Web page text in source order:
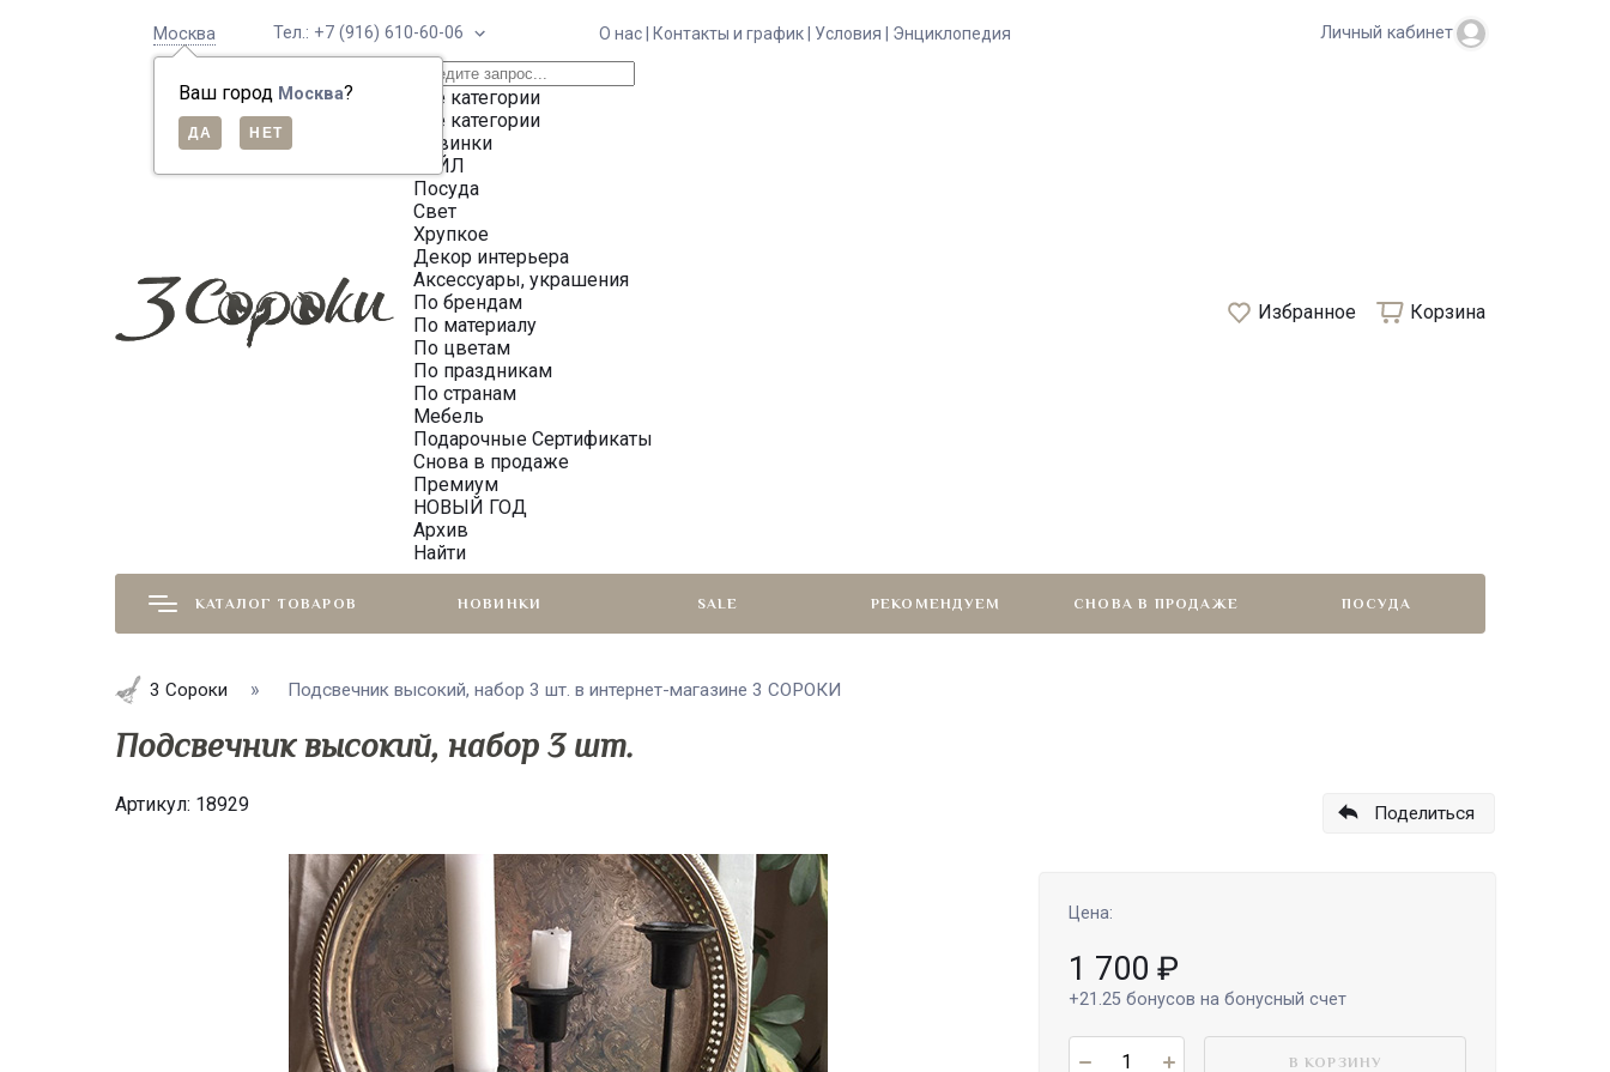
Москва
Ваш город Москва?
Тел.: +7 (916) 610-60-06 О нас | Контакты и график | Условия | Энциклопедия Личный кабинет
Все категории
Все категории
Новинки
СЕЙЛ
Посуда
Свет
Хрупкое
Декор интерьера
Аксессуары, украшения
По брендам
По материалу
По цветам
По праздникам
По странам
Мебель
Подарочные Сертификаты
Снова в продаже
Премиум
НОВЫЙ ГОД
Архив
Найти
Избранное Корзина
КАТАЛОГ ТОВАРОВ НОВИНКИ SALE РЕКОМЕНДУЕМ СНОВА В ПРОДАЖЕ ПОСУДА
3 Сороки Подсвечник высокий, набор 3 шт. в интернет-магазине 3 СОРОКИ
Подсвечник высокий, набор 3 шт.
Артикул: 18929 Поделиться
Цена:
1 700 ₽
+21.25 бонусов на бонусный счет
В КОРЗИНУ